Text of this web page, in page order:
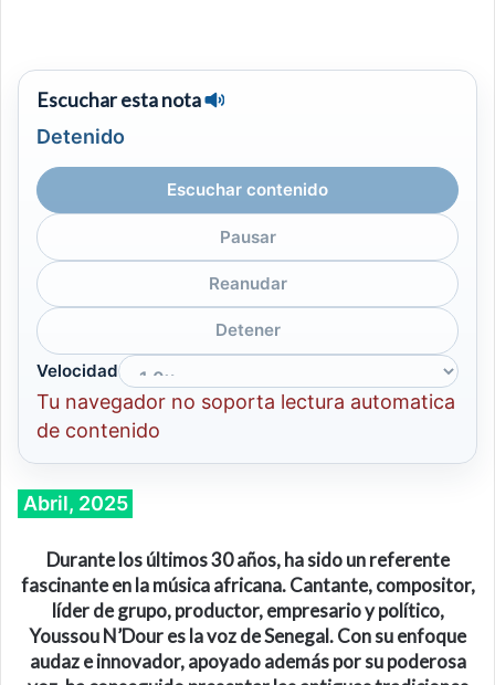
Escuchar esta nota
Detenido
Escuchar contenido
Pausar
Reanudar
Detener
Velocidad
Tu navegador no soporta lectura automatica
de contenido
Abril, 2025
Durante los últimos 30 años, ha sido un referente
fascinante en la música africana. Cantante, compositor,
líder de grupo, productor, empresario y político,
Youssou N’Dour es la voz de Senegal. Con su enfoque
audaz e innovador, apoyado además por su poderosa